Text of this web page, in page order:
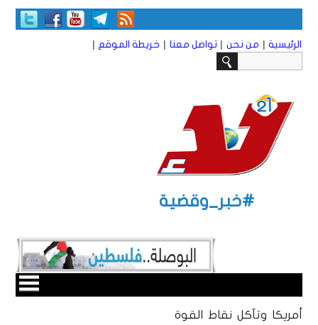
الرئيسية | من نحن | تواصل معنا | خريطة الموقع |
#خبر_وقضية
أمريكا وتآكل نقاط القوة